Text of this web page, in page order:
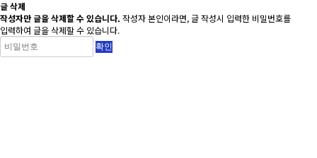
글 삭제
작성자만 글을 삭제할 수 있습니다. 작성자 본인이라면, 글 작성시 입력한 비밀번호를
입력하여 글을 삭제할 수 있습니다.